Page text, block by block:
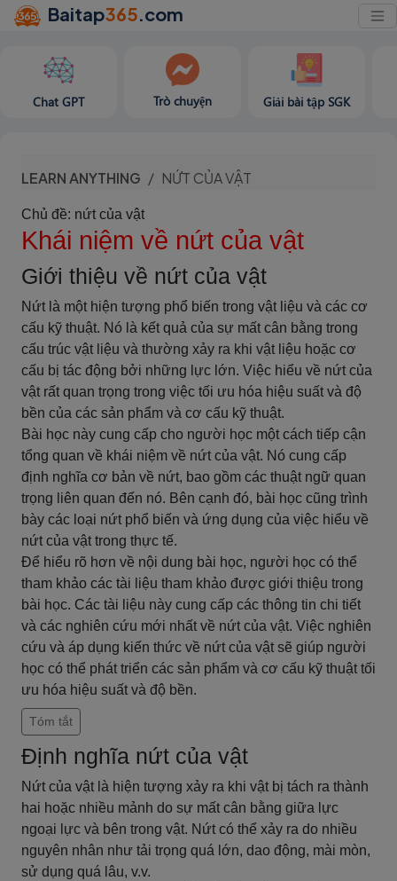
Baitap365.com
Chat GPT Trò chuyện Giải bài tập SGK
LEARN ANYTHING NỨT CỦA VẬT
Chủ đề: nứt của vật
Khái niệm về nứt của vật
Giới thiệu về nứt của vật
Nứt là một hiện tượng phổ biến trong vật liệu và các cơ
cấu kỹ thuật. Nó là kết quả của sự mất cân bằng trong
cấu trúc vật liệu và thường xảy ra khi vật liệu hoặc cơ
cấu bị tác động bởi những lực lớn. Việc hiểu về nứt của
vật rất quan trọng trong việc tối ưu hóa hiệu suất và độ
bền của các sản phẩm và cơ cấu kỹ thuật.
Bài học này cung cấp cho người học một cách tiếp cận
tổng quan về khái niệm về nứt của vật. Nó cung cấp
định nghĩa cơ bản về nứt, bao gồm các thuật ngữ quan
trọng liên quan đến nó. Bên cạnh đó, bài học cũng trình
bày các loại nứt phổ biến và ứng dụng của việc hiểu về
nứt của vật trong thực tế.
Để hiểu rõ hơn về nội dung bài học, người học có thể
tham khảo các tài liệu tham khảo được giới thiệu trong
bài học. Các tài liệu này cung cấp các thông tin chi tiết
và các nghiên cứu mới nhất về nứt của vật. Việc nghiên
cứu và áp dụng kiến thức về nứt của vật sẽ giúp người
học có thể phát triển các sản phẩm và cơ cấu kỹ thuật tối
ưu hóa hiệu suất và độ bền.
Tóm tắt
Định nghĩa nứt của vật
Nứt của vật là hiện tượng xảy ra khi vật bị tách ra thành
hai hoặc nhiều mảnh do sự mất cân bằng giữa lực
ngoại lực và bên trong vật. Nứt có thể xảy ra do nhiều
nguyên nhân như tải trọng quá lớn, dao động, mài mòn,
sử dụng quá lâu, v.v.